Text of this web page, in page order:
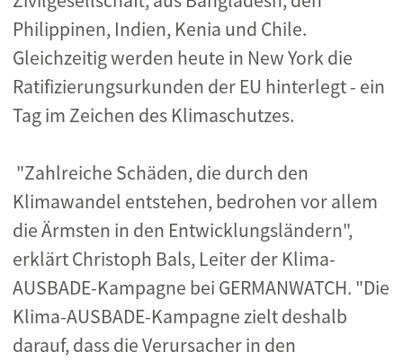
Philippinen, Indien, Kenia und Chile.
Gleichzeitig werden heute in New York die
Ratifizierungsurkunden der EU hinterlegt - ein
Tag im Zeichen des Klimaschutzes.
"Zahlreiche Schäden, die durch den
Klimawandel entstehen, bedrohen vor allem
die Ärmsten in den Entwicklungsländern",
erklärt Christoph Bals, Leiter der Klima-
AUSBADE-Kampagne bei GERMANWATCH. "Die
Klima-AUSBADE-Kampagne zielt deshalb
darauf, dass die Verursacher in den